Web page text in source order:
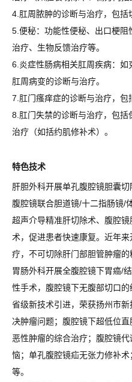
4.肛周脓肿的诊断与治疗，包括
5.便秘：功能性便秘、出口梗
治疗、生物反馈治疗等。
6.炎症性肠病相关肛周疾病：
肛周病变的诊断与治疗。
7.肛门瘙痒症的诊断与治疗，包
8.肛门失禁的诊断与治疗，包
治疗（如括约肌修补术）。
特色技术
肝胆外科开展单孔腹腔镜胆囊切
腹腔镜联合胆道镜/十二指肠镜/
超声介导精准肝切除术、腹腔
术，促进患者快速康复。近年
疗，不可切除肝门部胆管肿瘤的
胃肠外科开展全腹腔镜下胃癌/
性手术，腹腔镜下无腹部切口
省级新技术引进，荣获扬州市
决肿瘤问题；腹腔镜下超低位
恶性肿瘤的综合治疗；腹腔镜
恼；单孔腹腔镜疝无张力修补
等。